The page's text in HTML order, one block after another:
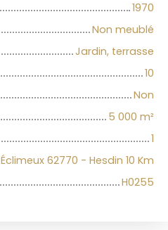
1970
Non meublé
Jardin, terrasse
10
Non
5 000 m²
1
Éclimeux 62770 - Hesdin 10 Km
H0255